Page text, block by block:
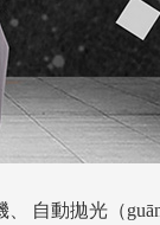
自動拋光（